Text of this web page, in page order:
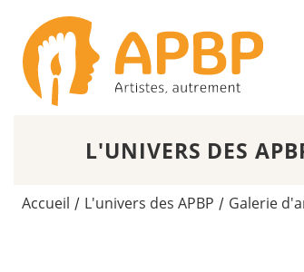
L'UNIVERS DES
Accueil / L'univers des APBP / Galerie